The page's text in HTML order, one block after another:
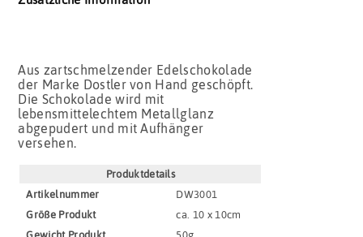
Aus zartschmelzender Edelschokolade
der Marke Dostler von Hand geschöpft.
Die Schokolade wird mit
lebensmittelechtem Metallglanz
abgepudert und mit Aufhänger
versehen.
Produktdetails
Artikel­nummer
DW3001
Größe Produkt
ca. 10 x 10cm